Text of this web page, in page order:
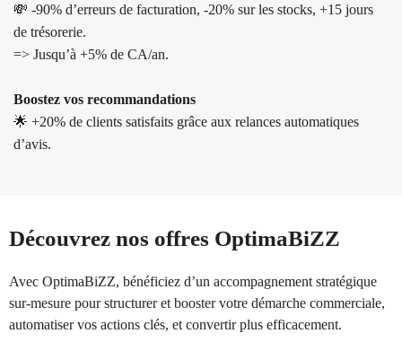
💸 -90% d’erreurs de facturation, -20% sur les stocks, +15 jours
de trésorerie.
=> Jusqu’à +5% de CA/an.
Boostez vos recommandations
🌟 +20% de clients satisfaits grâce aux relances automatiques
d’avis.
Découvrez nos offres OptimaBiZZ
Avec OptimaBiZZ, bénéficiez d’un accompagnement stratégique
sur-mesure pour structurer et booster votre démarche commerciale,
automatiser vos actions clés, et convertir plus efficacement.